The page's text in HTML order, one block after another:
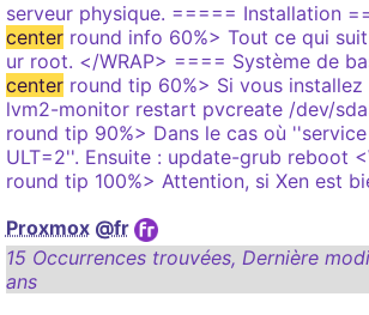
serveur physique. ===== Installation
centerround info 60%> Tout ce qui
ur root. </WRAP> ==== Système de
centerround tip 60%> Si vous installez
lvm2-monitor restart pvcreate /dev/
round tip 90%> Dans le cas où
ULT=2''. Ensuite : update-grub reboot
round tip 100%> Attention, si Xen est
Proxmox @fr
15 Occurrences trouvées, Dernière
ans